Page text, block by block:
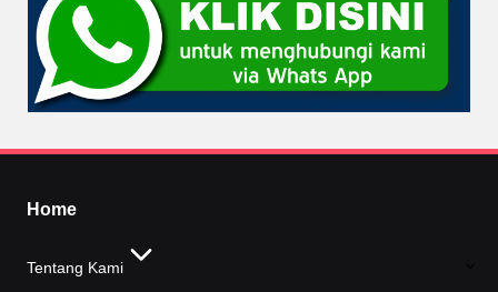
Home
Tentang Kami